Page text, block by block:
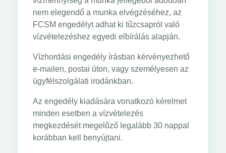
nem elegendő a munka elvégzéséhez, az
FCSM engedélyt adhat ki tűzcsapról való
vízvételezéshez egyedi elbírálás alapján.
Vízhordási engedély írásban kérvényezhető
e-mailen, postai úton, vagy személyesen az
ügyfélszolgálati irodánkban.
Az engedély kiadására vonatkozó kérelmet
minden esetben a vízvételezés
megkezdését megelőző legalább 30 nappal
korábban kell benyújtani.